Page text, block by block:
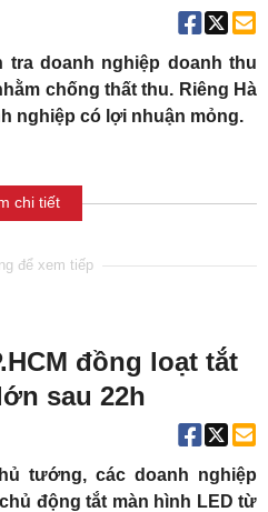
tra doanh nghiệp doanh thu
chống thất thu. Riêng Hà
nghiệp có lợi nhuận mỏng.
chi tiết
đồng loạt tắt
sau 22h
tướng, các doanh nghiệp
động tắt màn hình LED từ